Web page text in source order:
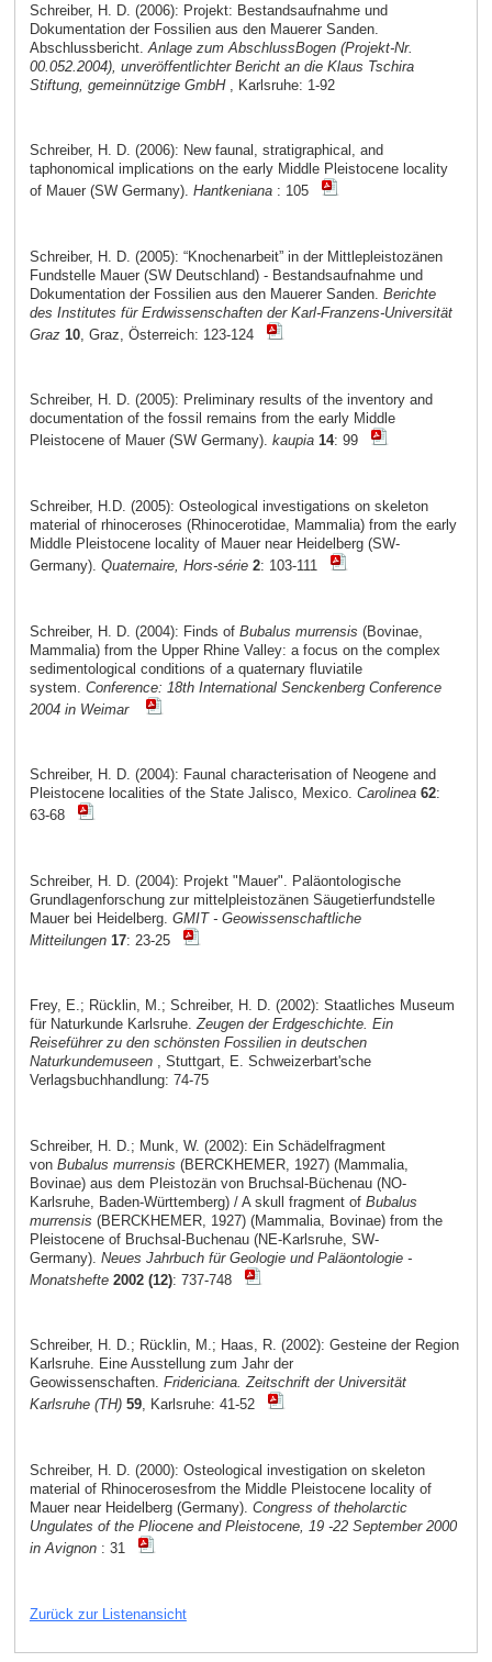
Schreiber, H. D. (2006): Projekt: Bestandsaufnahme und
Dokumentation der Fossilien aus den Mauerer Sanden.
Abschlussbericht. Anlage zum AbschlussBogen (Projekt-Nr.
00.052.2004), unveröffentlichter Bericht an die Klaus Tschira
Stiftung, gemeinnützige GmbH, Karlsruhe: 1-92
Schreiber, H. D. (2006): New faunal, stratigraphical, and
taphonomical implications on the early Middle Pleistocene locality
of Mauer (SW Germany). Hantkeniana: 105
Schreiber, H. D. (2005): “Knochenarbeit” in der Mittlepleistozänen
Fundstelle Mauer (SW Deutschland) - Bestandsaufnahme und
Dokumentation der Fossilien aus den Mauerer Sanden. Berichte
des Institutes für Erdwissenschaften der Karl-Franzens-Universität
Graz 10, Graz, Österreich: 123-124
Schreiber, H. D. (2005): Preliminary results of the inventory and
documentation of the fossil remains from the early Middle
Pleistocene of Mauer (SW Germany). kaupia 14: 99
Schreiber, H.D. (2005): Osteological investigations on skeleton
material of rhinoceroses (Rhinocerotidae, Mammalia) from the early
Middle Pleistocene locality of Mauer near Heidelberg (SW-
Germany). Quaternaire, Hors-série 2: 103-111
Schreiber, H. D. (2004): Finds of Bubalus murrensis (Bovinae,
Mammalia) from the Upper Rhine Valley: a focus on the complex
sedimentological conditions of a quaternary fluviatile
system. Conference: 18th International Senckenberg Conference
2004 in Weimar
Schreiber, H. D. (2004): Faunal characterisation of Neogene and
Pleistocene localities of the State Jalisco, Mexico. Carolinea 62:
63-68
Schreiber, H. D. (2004): Projekt "Mauer". Paläontologische
Grundlagenforschung zur mittelpleistozänen Säugetierfundstelle
Mauer bei Heidelberg. GMIT - Geowissenschaftliche
Mitteilungen 17: 23-25
Frey, E.; Rücklin, M.; Schreiber, H. D. (2002): Staatliches Museum
für Naturkunde Karlsruhe.Zeugen der Erdgeschichte. Ein
Reiseführer zu den schönsten Fossilien in deutschen
Naturkundemuseen, Stuttgart, E. Schweizerbart'sche
Verlagsbuchhandlung: 74-75
Schreiber, H. D.; Munk, W. (2002): Ein Schädelfragment
von Bubalus murrensis (BERCKHEMER, 1927) (Mammalia,
Bovinae) aus dem Pleistozän von Bruchsal-Büchenau (NO-
Karlsruhe, Baden-Württemberg) / A skull fragment of Bubalus
murrensis (BERCKHEMER, 1927) (Mammalia, Bovinae) from the
Pleistocene of Bruchsal-Buchenau (NE-Karlsruhe, SW-
Germany). Neues Jahrbuch für Geologie und Paläontologie -
Monatshefte 2002 (12): 737-748
Schreiber, H. D.; Rücklin, M.; Haas, R. (2002): Gesteine der Region
Karlsruhe. Eine Ausstellung zum Jahr der
Geowissenschaften. Fridericiana. Zeitschrift der Universität
Karlsruhe (TH) 59, Karlsruhe: 41-52
Schreiber, H. D. (2000): Osteological investigation on skeleton
material of Rhinocerosesfrom the Middle Pleistocene locality of
Mauer near Heidelberg (Germany). Congress of theholarctic
Ungulates of the Pliocene and Pleistocene, 19 -22 September 2000
in Avignon: 31
Zurück zur Listenansicht